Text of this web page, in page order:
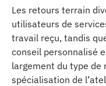
Les retours terrain
utilisateurs de
travail reçu, tandis
conseil personnalisé
largement du type de
spécialisation de